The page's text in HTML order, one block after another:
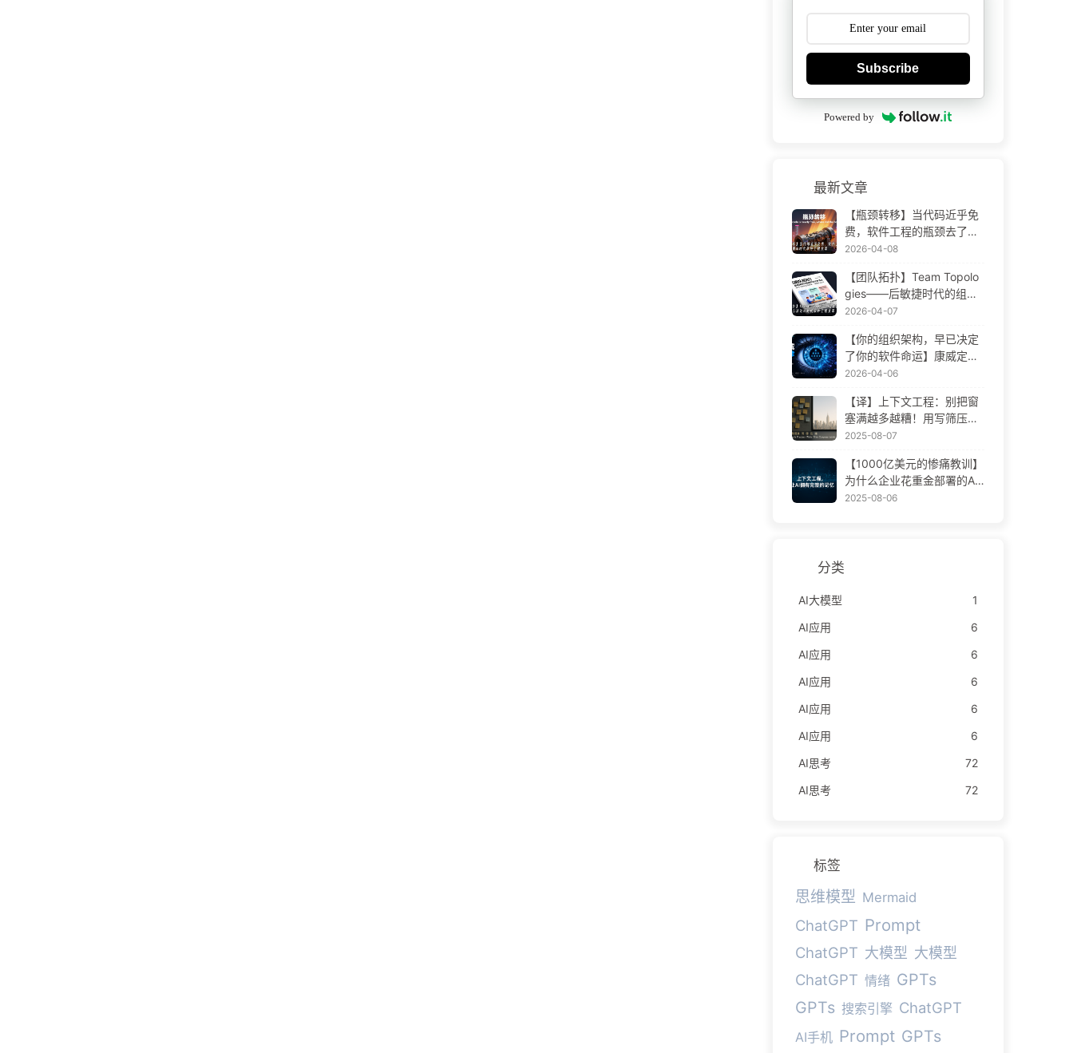
Subscribe
Powered by
最新文章
【瓶颈转移】当代码近乎免
费，软件工程的瓶颈去了哪
里 AI 时代软件工程变革——
2026-04-08
【团队拓扑】Team Topolo
gies——后敏捷时代的组织
设计方法论 AI 时代软件工程
2026-04-07
【你的组织架构，早已决定
了你的软件命运】康威定律
——被低估了 56 年的管理
——慢慢学AI171
2026-04-06
【译】上下文工程：别把窗
塞满越多越糟！用写筛压隔
四步，警惕投毒干扰混淆冲
学AI170
2025-08-07
【1000亿美元的惨痛教训】
为什么企业花重金部署的AI
助手，总在关键时刻“失
2025-08-06
分类
AI大模型
1
AI应用
6
AI应用
6
AI应用
6
AI应用
6
AI应用
6
AI思考
72
AI思考
72
标签
思维模型 Mermaid
ChatGPT Prompt
ChatGPT 大模型 大模型
ChatGPT 情绪 GPTs
GPTs 搜索引擎 ChatGPT
AI手机 Prompt GPTs